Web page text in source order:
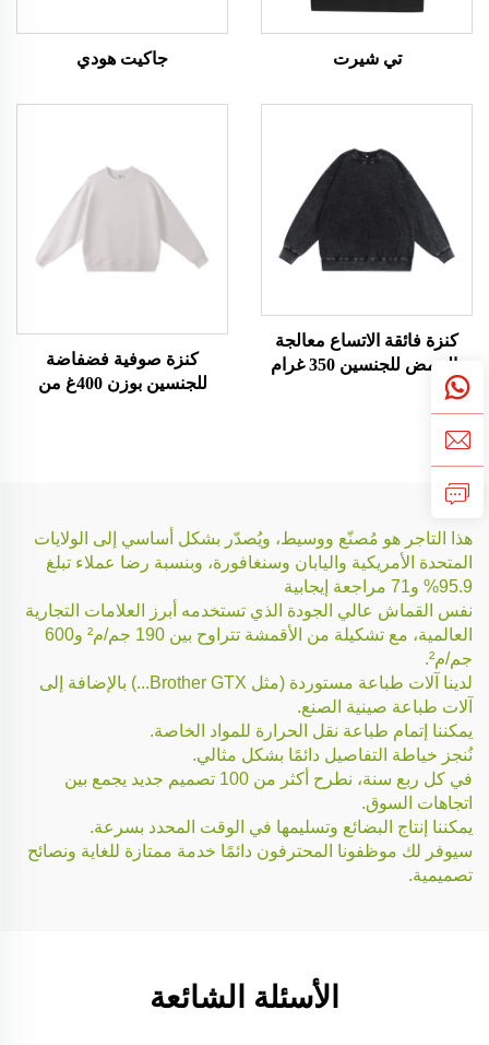
تي شيرت جاكيت هودي
كنزة فائقة الاتساع معالجة
بالحمض للجنسين 350 غرام
كنزة صوفية فضفاضة
للجنسين بوزن 400غ من
هذا التاجر هو مُصنّع ووسيط، ويُصدّر بشكل أساسي إلى الولايات
المتحدة الأمريكية واليابان وسنغافورة، وبنسبة رضا عملاء تبلغ
95.9% و71 مراجعة إيجابية
نفس القماش عالي الجودة الذي تستخدمه أبرز العلامات التجارية
العالمية، مع تشكيلة من الأقمشة تتراوح بين 190 جم/م² و600
جم/م².
لدينا آلات طباعة مستوردة (مثل Brother GTX...) بالإضافة إلى
آلات طباعة صينية الصنع.
يمكننا إتمام طباعة نقل الحرارة للمواد الخاصة.
نُنجز خياطة التفاصيل دائمًا بشكل مثالي.
في كل ربع سنة، نطرح أكثر من 100 تصميم جديد يجمع بين
اتجاهات السوق.
يمكننا إنتاج البضائع وتسليمها في الوقت المحدد بسرعة.
سيوفر لك موظفونا المحترفون دائمًا خدمة ممتازة للغاية ونصائح
تصميمية.
الأسئلة الشائعة